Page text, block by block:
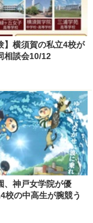
】横須賀の私立4校が
相談会10/12
、神戸女学院が優
校の中高生が腕競う